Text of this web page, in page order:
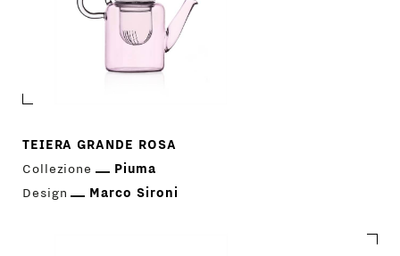
TEIERA GRANDE ROSA
Collezione
Piuma
Design
Marco Sironi